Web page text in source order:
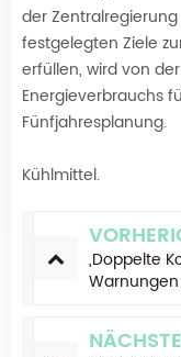
der
festgelegten Ziele
erfüllen, wird von
Energieverbrauchs
Fünfjahresplanung.
Kühlmittel.
„Doppelte